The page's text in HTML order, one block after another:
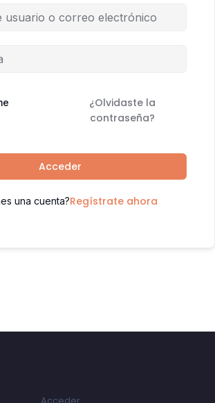
¿Olvidaste la
contraseña?
Acceder
una cuenta?Regístrate ahora